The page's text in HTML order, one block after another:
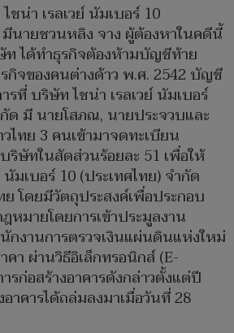
น่า เรลเวย์ นัมเบอร์ 10
มีนายชวนหลิง จาง ผู้ต้องหาในคดีนี้
ท ได้ทำธุรกิจต้องห้ามบัญชีท้าย
กิจของคนต่างด้าว พ.ศ. 2542 บัญชี
รที่ บริษัท ไชน่า เรลเวย์ นัมเบอร์
ด มี นายโสภณ, นายประจวบและ
ไทย 3 คนเข้ามาจดทะเบียน
ริษัทในสัดส่วนร้อยละ 51 เพื่อให้
มเบอร์ 10 (ประเทศไทย) จำกัด
โดยมีวัตถุประสงค์เพื่อประกอบ
มายโดยการเข้าประมูลงาน
กงานการตรวจเงินแผ่นดินแห่งใหม่
คา ผ่านวิธีอิเล็กทรอนิกส์ (E-
รก่อสร้างอาคารดังกล่าวตั้งแต่ปี
าคารได้ถล่มลงมาเมื่อวันที่ 28